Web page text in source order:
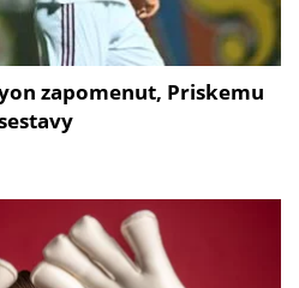
zapomenut, Priskemu